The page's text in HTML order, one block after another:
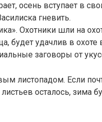
осень вступает в
гневить.
Охотники шли на
будет удачлив в охоте
заговоры от
листопадом. Если
осталось, зима